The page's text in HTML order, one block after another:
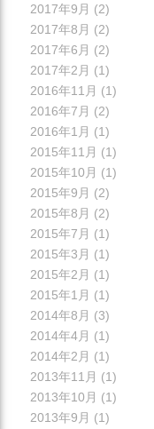
2017年9月 (2)
2017年8月 (2)
2017年6月 (2)
2017年2月 (1)
2016年11月 (1)
2016年7月 (2)
2016年1月 (1)
2015年11月 (1)
2015年10月 (1)
2015年9月 (2)
2015年8月 (2)
2015年7月 (1)
2015年3月 (1)
2015年2月 (1)
2015年1月 (1)
2014年8月 (3)
2014年4月 (1)
2014年2月 (1)
2013年11月 (1)
2013年10月 (1)
2013年9月 (1)